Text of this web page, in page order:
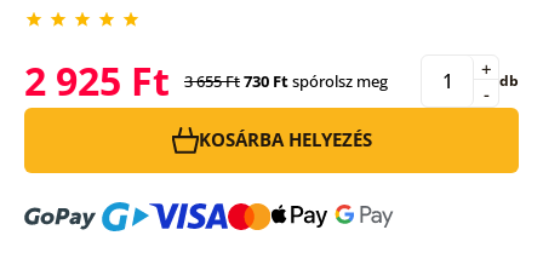
2 925 Ft 3 655 Ft730 Ftspórolsz meg -
+ db
KOSÁRBA HELYEZÉS